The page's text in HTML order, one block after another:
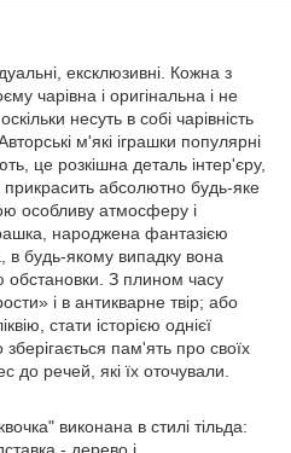
ексклюзивні. Кожна з
чарівна і оригінальна і не
несуть в собі чарівність
м'які іграшки популярні
це розкішна деталь інтер'єру,
прикрасить абсолютно будь-яке
особливу атмосферу і
народжена фантазією
в будь-якому випадку вона
З плином часу
і в антикварне твір; або
стати історією однієї
пам'ять про своїх
до речей, які їх оточували.
виконана в стилі тільда:
- дерево і